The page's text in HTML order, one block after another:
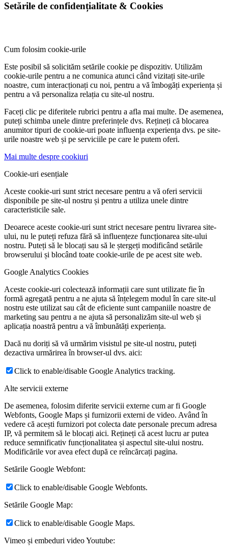
Setările de confidențialitate & Cookies
Cum folosim cookie-urile
Este posibil să solicităm setările cookie pe dispozitiv. Utilizăm
cookie-urile pentru a ne comunica atunci când vizitați site-urile
noastre, cum interacționați cu noi, pentru a vă îmbogăți experiența și
pentru a vă personaliza relația cu site-ul nostru.
Faceți clic pe diferitele rubrici pentru a afla mai multe. De asemenea,
puteți schimba unele dintre preferințele dvs. Rețineți că blocarea
anumitor tipuri de cookie-uri poate influența experiența dvs. pe site-
urile noastre web și pe serviciile pe care le putem oferi.
Mai multe despre cookiuri
Cookie-uri esențiale
Aceste cookie-uri sunt strict necesare pentru a vă oferi servicii
disponibile pe site-ul nostru și pentru a utiliza unele dintre
caracteristicile sale.
Deoarece aceste cookie-uri sunt strict necesare pentru livrarea site-
ului, nu le puteți refuza fără să influențeze funcționarea site-ului
nostru. Puteți să le blocați sau să le ștergeți modificând setările
browserului și blocând toate cookie-urile de pe acest site web.
Google Analytics Cookies
Aceste cookie-uri colectează informații care sunt utilizate fie în
formă agregată pentru a ne ajuta să înțelegem modul în care site-ul
nostru este utilizat sau cât de eficiente sunt campaniile noastre de
marketing sau pentru a ne ajuta să personalizăm site-ul web și
aplicația noastră pentru a vă îmbunătăți experiența.
Dacă nu doriți să vă urmărim visistul pe site-ul nostru, puteți
dezactiva urmărirea în browser-ul dvs. aici:
Click to enable/disable Google Analytics tracking.
Alte servicii externe
De asemenea, folosim diferite servicii externe cum ar fi Google
Webfonts, Google Maps și furnizorii externi de video. Având în
vedere că acești furnizori pot colecta date personale precum adresa
IP, vă permitem să le blocați aici. Rețineți că acest lucru ar putea
reduce semnificativ funcționalitatea și aspectul site-ului nostru.
Modificările vor avea efect după ce reîncărcați pagina.
Setările Google Webfont:
Click to enable/disable Google Webfonts.
Setările Google Map:
Click to enable/disable Google Maps.
Vimeo și embeduri video Youtube: